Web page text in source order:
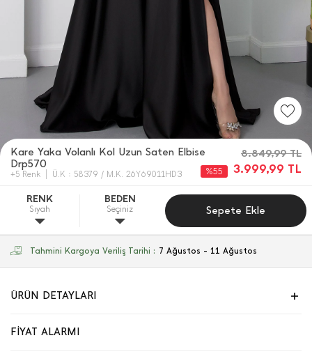
Kare Yaka Volanlı Kol Uzun Saten Elbise
Drp570
+5 Renk Ü.K : 58379 / M.K. 26Y69011HD3
8.849,99TL
3.999,99 TL
%55
RENK
Sıyah
BEDEN
Seçiniz Sepete Ekle
Tahmini Kargoya Veriliş Tarihi : 7 Ağustos - 11 Ağustos
ÜRÜN DETAYLARI
FİYAT ALARMI